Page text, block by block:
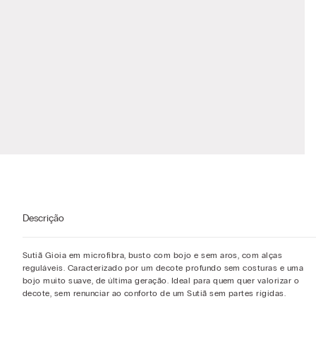
Descrição
Sutiã Gioia em microfibra, busto com bojo e sem aros, com alças
reguláveis. Caracterizado por um decote profundo sem costuras e uma
bojo muito suave, de última geração. Ideal para quem quer valorizar o
decote, sem renunciar ao conforto de um Sutiã sem partes rígidas.